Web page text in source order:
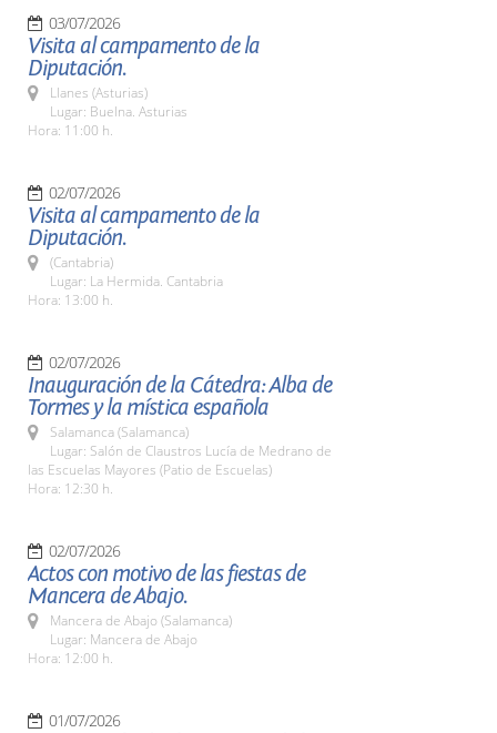
03/07/2026
Visita al campamento de la
Diputación.
Llanes (Asturias)
Lugar: Buelna. Asturias
Hora: 11:00 h.
02/07/2026
Visita al campamento de la
Diputación.
(Cantabria)
Lugar: La Hermida. Cantabria
Hora: 13:00 h.
02/07/2026
Inauguración de la Cátedra: Alba de
Tormes y la mística española
Salamanca (Salamanca)
Lugar: Salón de Claustros Lucía de Medrano de
las Escuelas Mayores (Patio de Escuelas)
Hora: 12:30 h.
02/07/2026
Actos con motivo de las fiestas de
Mancera de Abajo.
Mancera de Abajo (Salamanca)
Lugar: Mancera de Abajo
Hora: 12:00 h.
01/07/2026